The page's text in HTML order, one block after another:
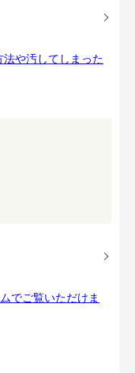
や汚してしまった
でご覧いただけま